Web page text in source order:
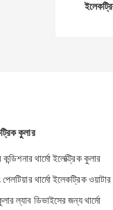
কুলার
কন্ডিশনার থার্মো ইলেক্ট্রিক কুলার
পেলটিয়ার থার্মো ইলেকট্রিক
ল্যাব ডিভাইসের জন্য থার্মো